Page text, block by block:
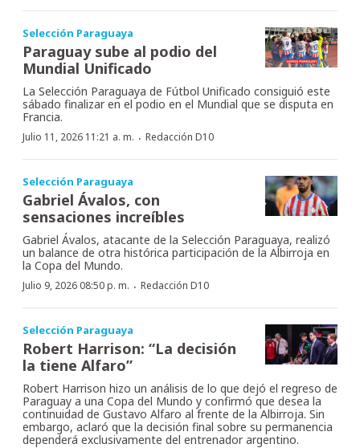
Selección Paraguaya
Paraguay sube al podio del
Mundial Unificado
La Selección Paraguaya de Fútbol Unificado consiguió este
sábado finalizar en el podio en el Mundial que se disputa en
Francia.
Julio 11, 2026 11:21 a. m. · Redacción D10
Selección Paraguaya
Gabriel Ávalos, con
sensaciones increíbles
Gabriel Ávalos, atacante de la Selección Paraguaya, realizó
un balance de otra histórica participación de la Albirroja en
la Copa del Mundo.
Julio 9, 2026 08:50 p. m. · Redacción D10
Selección Paraguaya
Robert Harrison: “La decisión
la tiene Alfaro”
Robert Harrison hizo un análisis de lo que dejó el regreso de
Paraguay a una Copa del Mundo y confirmó que desea la
continuidad de Gustavo Alfaro al frente de la Albirroja. Sin
embargo, aclaró que la decisión final sobre su permanencia
dependerá exclusivamente del entrenador argentino.